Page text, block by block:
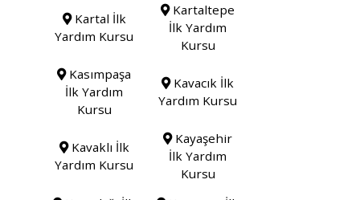
Kartal İlk
Yardım Kursu
Kartaltepe
İlk Yardım
Kursu
Kasımpaşa
İlk Yardım
Kursu
Kavacık İlk
Yardım Kursu
Kavaklı İlk
Yardım Kursu
Kayaşehir
İlk Yardım
Kursu